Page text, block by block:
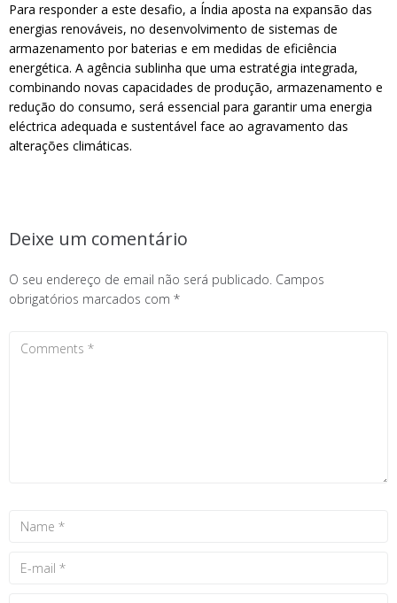
Para responder a este desafio, a Índia aposta na expansão das
energias renováveis, no desenvolvimento de sistemas de
armazenamento por baterias e em medidas de eficiência
energética. A agência sublinha que uma estratégia integrada,
combinando novas capacidades de produção, armazenamento e
redução do consumo, será essencial para garantir uma energia
eléctrica adequada e sustentável face ao agravamento das
alterações climáticas.
Deixe um comentário
O seu endereço de email não será publicado. Campos
obrigatórios marcados com *